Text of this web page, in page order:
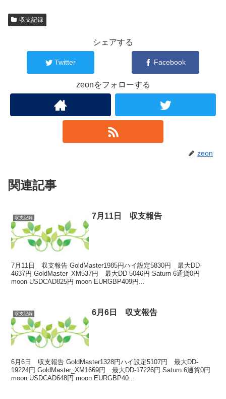
収支記録
シェアする
Twitter Facebook
zeonをフォローする
zeon
関連記事
収支記録 7月11日 収支報告
7月11日 収支報告 GoldMaster1985円ハイ設定5830円 最大DD-
4637円 GoldMaster_XM537円 最大DD-5046円 Saturn 6通貨0円
moon USDCAD825円 moon EURGBP409円...
収支記録 6月6日 収支報告
6月6日 収支報告 GoldMaster1328円ハイ設定5107円 最大DD-
19224円 GoldMaster_XM1669円 最大DD-17226円 Saturn 6通貨0円
moon USDCAD648円 moon EURGBP40...